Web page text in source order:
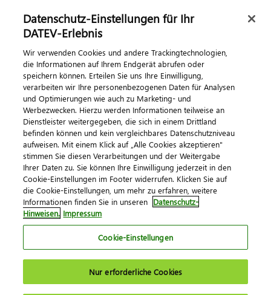
IT
Kundenservice und Produktanforderungen
Gewerblich und technisch
Betriebswirtschaft
Kontakt
Kontaktieren Sie uns
ImpressumDatenschutzAGBKontakt
Cookie-Einstellungen
Datenschutz-Einstellungen für Ihr
DATEV-Erlebnis
Wir verwenden Cookies und andere Trackingtechnologien,
die Informationen auf Ihrem Endgerät abrufen oder
speichern können. Erteilen Sie uns Ihre Einwilligung,
verarbeiten wir Ihre personenbezogenen Daten für Analysen
und Optimierungen wie auch zu Marketing- und
Werbezwecken. Hierzu werden Informationen teilweise an
Dienstleister weitergegeben, die sich in einem Drittland
befinden können und kein vergleichbares Datenschutzniveau
aufweisen. Mit einem Klick auf „Alle Cookies akzeptieren"
stimmen Sie diesen Verarbeitungen und der Weitergabe
Ihrer Daten zu. Sie können Ihre Einwilligung jederzeit in den
Cookie-Einstellungen im Footer widerrufen. Klicken Sie auf
die Cookie-Einstellungen, um mehr zu erfahren, weitere
Informationen finden Sie in unseren Datenschutz-
Hinweisen. Impressum
Cookie-Einstellungen
Nur erforderliche Cookies